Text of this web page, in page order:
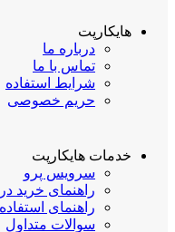
هایکارپت
درباره ما
تماس با ما
شرایط استفاده
حریم خصوصی
خدمات هایکارپت
سرویس پرو
راهنمای خرید
راهنمای
سوالات متداول